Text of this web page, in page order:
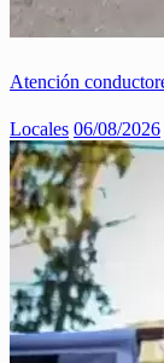
Atención
Locales 06/08/2026